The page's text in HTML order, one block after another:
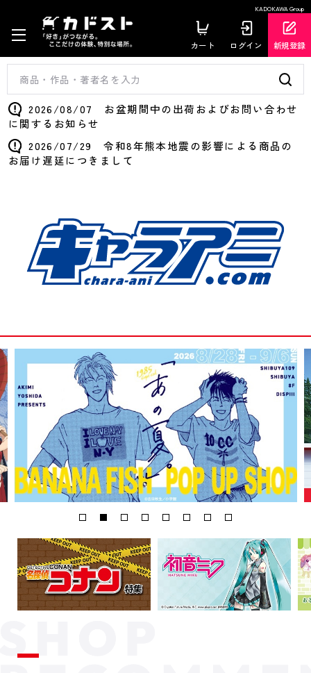
KADOKAWA Group
カート ログイン 新規登録
2026/08/07 お盆期間中の出荷およびお問い合わせ
に関するお知らせ
2026/07/29 令和8年熊本地震の影響による商品の
お届け遅延につきまして